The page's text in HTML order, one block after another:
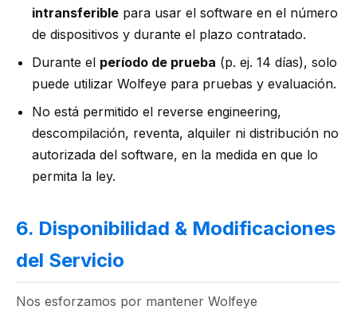
intransferible para usar el software en el número
de dispositivos y durante el plazo contratado.
Durante el período de prueba (p. ej. 14 días), solo
puede utilizar Wolfeye para pruebas y evaluación.
No está permitido el reverse engineering,
descompilación, reventa, alquiler ni distribución no
autorizada del software, en la medida en que lo
permita la ley.
6. Disponibilidad & Modificaciones
del Servicio
Nos esforzamos por mantener Wolfeye